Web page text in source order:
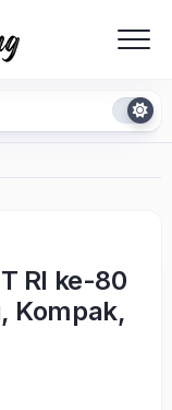
RI ke-80
Kompak,